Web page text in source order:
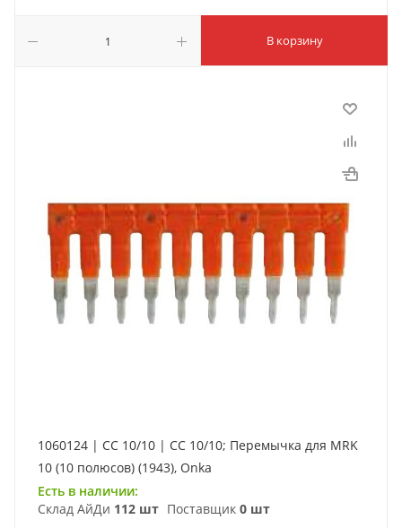
В корзину
1060124 | CC 10/10 | CC 10/10; Перемычка для MRK
10 (10 полюсов) (1943), Onka
Есть в наличии:
Склад АйДи 112 шт Поставщик 0 шт